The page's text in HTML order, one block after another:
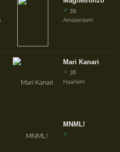
♂ 39
Amsterdam
Mari Kanari
♀ 36
Haarlem
MNML!
♂